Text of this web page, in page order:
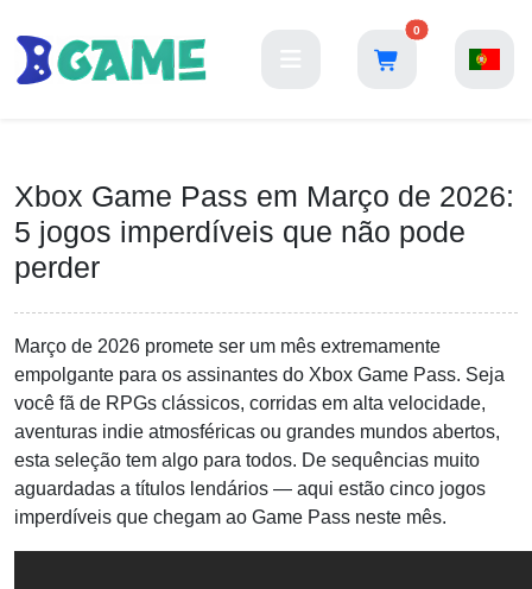
0
Xbox Game Pass em Março de 2026:
5 jogos imperdíveis que não pode
perder
Março de 2026 promete ser um mês extremamente
empolgante para os assinantes do Xbox Game Pass. Seja
você fã de RPGs clássicos, corridas em alta velocidade,
aventuras indie atmosféricas ou grandes mundos abertos,
esta seleção tem algo para todos. De sequências muito
aguardadas a títulos lendários — aqui estão cinco jogos
imperdíveis que chegam ao Game Pass neste mês.